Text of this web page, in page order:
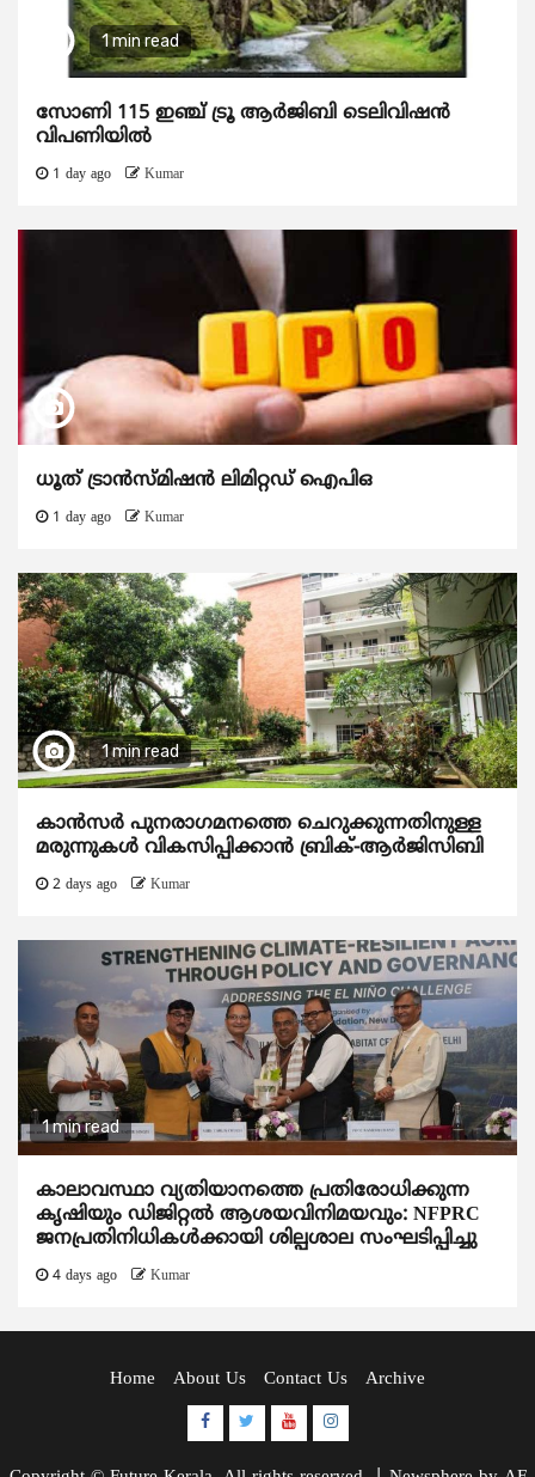
1 min read
സോണി 115 ഇഞ്ച് ട്രൂ ആർജിബി ടെലിവിഷൻ
വിപണിയിൽ
1 day ago Kumar
ധൂത് ട്രാൻസ്മിഷൻ ലിമിറ്റഡ് ഐപിഒ
1 day ago Kumar
1 min read
കാന്‍സര്‍ പുനരാഗമനത്തെ ചെറുക്കുന്നതിനുള്ള
മരുന്നുകള്‍ വികസിപ്പിക്കാന്‍ ബ്രിക്-ആര്‍ജിസിബി
2 days ago Kumar
1 min read
കാലാവസ്ഥാ വ്യതിയാനത്തെ പ്രതിരോധിക്കുന്ന
കൃഷിയും ഡിജിറ്റൽ ആശയവിനിമയവും: NFPRC
ജനപ്രതിനിധികൾക്കായി ശില്പശാല സംഘടിപ്പിച്ചു
4 days ago Kumar
Home About Us Contact Us Archive
Facebook
TwitterYoutubeInstagram